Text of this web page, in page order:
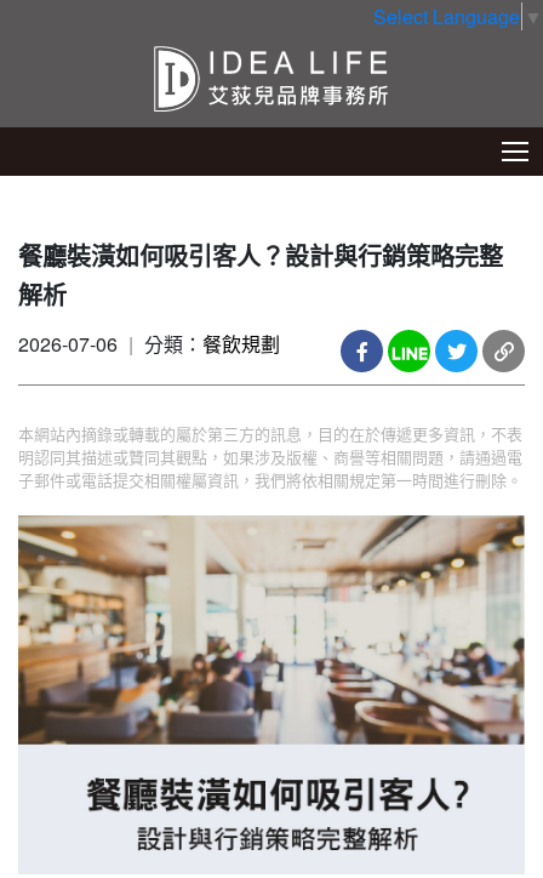
Select Language ▼
餐廳裝潢如何吸引客人？設計與行銷策略完整
解析
2026-07-06 | 分類： 餐飲規劃
本網站內摘錄或轉載的屬於第三方的訊息，目的在於傳遞更多資訊，不表
明認同其描述或贊同其觀點，如果涉及版權、商譽等相關問題，請通過電
子郵件或電話提交相關權屬資訊，我們將依相關規定第一時間進行刪除。